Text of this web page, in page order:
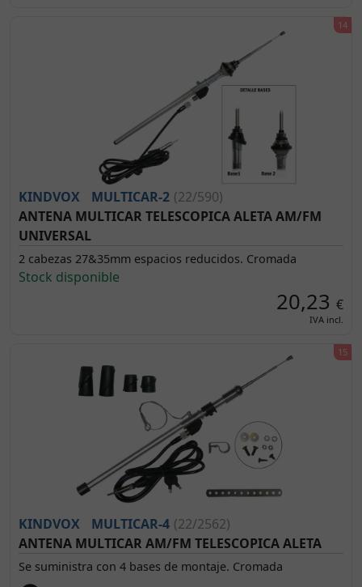
KINDVOX MULTICAR-2 (22/590)
ANTENA MULTICAR TELESCOPICA ALETA AM/FM
UNIVERSAL
2 cabezas 27&35mm espacios reducidos. Cromada
Stock disponible
20,23 €
IVA incl.
KINDVOX MULTICAR-4 (22/2562)
ANTENA MULTICAR AM/FM TELESCOPICA ALETA
Se suministra con 4 bases de montaje. Cromada